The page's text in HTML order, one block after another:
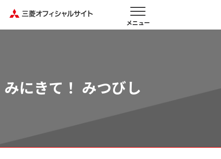
メニュー
みにきて！ みつびし